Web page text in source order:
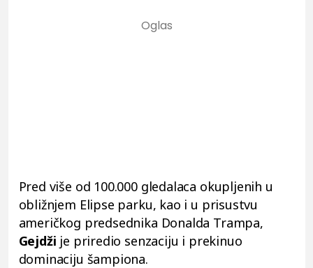
Pred više od 100.000 gledalaca okupljenih u
obližnjem Elipse parku, kao i u prisustvu
američkog predsednika Donalda Trampa,
Gejdži je priredio senzaciju i prekinuo
dominaciju šampiona.